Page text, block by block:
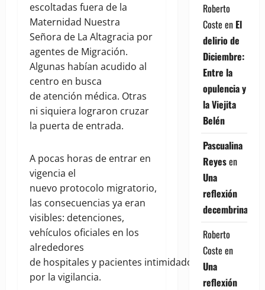
escoltadas fuera de la
Maternidad Nuestra
Señora de La Altagracia por
agentes de Migración.
Algunas habían acudido al
centro en busca
de atención médica. Otras
ni siquiera lograron cruzar
la puerta de entrada.
A pocas horas de entrar en
vigencia el
nuevo protocolo migratorio,
las consecuencias ya eran
visibles: detenciones,
vehículos oficiales en los
alrededores
de hospitales y pacientes intimidados
por la vigilancia.
Roberto
Coste en El
delirio de
Diciembre:
Entre la
opulencia y
la Viejita
Belén
Pascualina
Reyesen
Una
reflexión
decembrina
Roberto
Coste en
Una
reflexión